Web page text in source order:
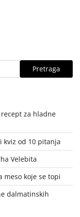
Pretraga
za hladne
kviz od 10 pitanja
Velebita
meso koje se topi
dalmatinskih